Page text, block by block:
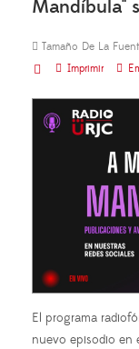
Mandíbula"
Tamaño De La
Imprimir
El programa
nuevo episodio en